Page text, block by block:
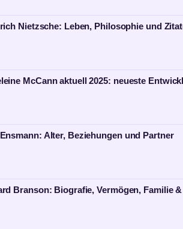
Nietzsche: Leben, Philosophie und
McCann aktuell 2025: neueste
Alter, Beziehungen und Partner
Branson: Biografie, Vermögen, Familie